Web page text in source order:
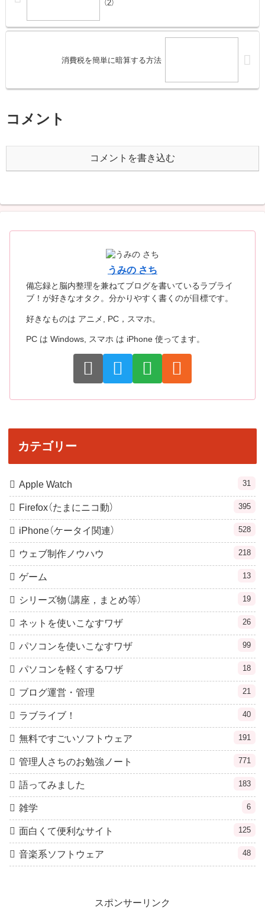
（2）
消費税を簡単に暗算する方法
コメント
コメントを書き込む
うみの さち
備忘録と脳内整理を兼ねてブログを書いているラブライ
ブ！が好きなオタク。分かりやすく書くのが目標です。
好きなものは アニメ, PC，スマホ。
PC は Windows, スマホ は iPhone 使ってます。
カテゴリー
Apple Watch 31
Firefox（たまにニコ動） 395
iPhone（ケータイ関連） 528
ウェブ制作ノウハウ 218
ゲーム 13
シリーズ物（講座，まとめ等） 19
ネットを使いこなすワザ 26
パソコンを使いこなすワザ 99
パソコンを軽くするワザ 18
ブログ運営・管理 21
ラブライブ！ 40
無料ですごいソフトウェア 191
管理人さちのお勉強ノート 771
語ってみました 183
雑学 6
面白くて便利なサイト 125
音楽系ソフトウェア 48
スポンサーリンク